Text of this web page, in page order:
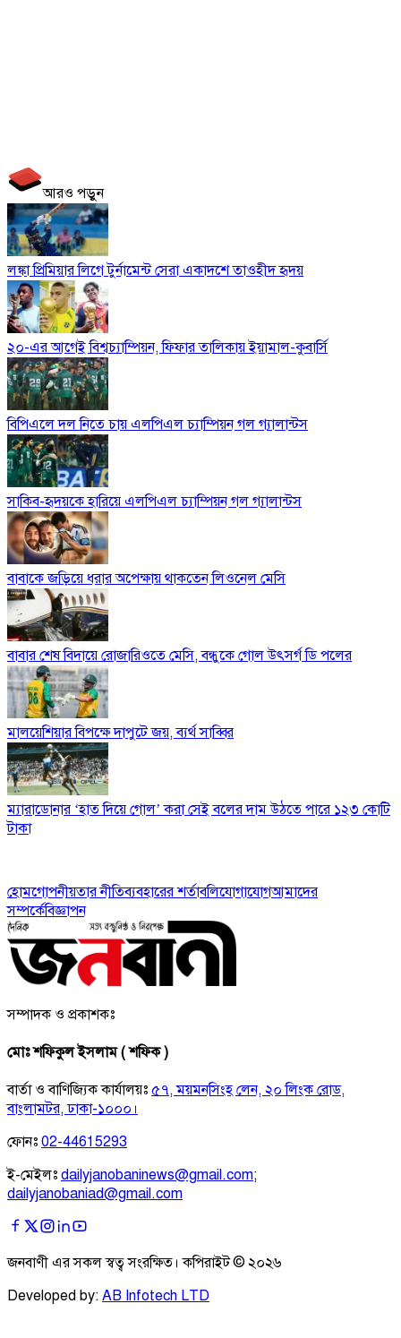
আরও পড়ুন
লঙ্কা প্রিমিয়ার লিগে টুর্নামেন্ট সেরা একাদশে তাওহীদ হৃদয়
২০-এর আগেই বিশ্বচ্যাম্পিয়ন, ফিফার তালিকায় ইয়ামাল-কুবার্সি
বিপিএলে দল নিতে চায় এলপিএল চ্যাম্পিয়ন গল গ্যালান্টস
সাকিব-হৃদয়কে হারিয়ে এলপিএল চ্যাম্পিয়ন গল গ্যালান্টস
বাবাকে জড়িয়ে ধরার অপেক্ষায় থাকতেন লিওনেল মেসি
বাবার শেষ বিদায়ে রোজারিওতে মেসি, বন্ধুকে গোল উৎসর্গ ডি পলের
মালয়েশিয়ার বিপক্ষে দাপুটে জয়, ব্যর্থ সাব্বির
ম্যারাডোনার ‘হাত দিয়ে গোল’ করা সেই বলের দাম উঠতে পারে ১২৩ কোটি
টাকা
হোমগোপনীয়তার নীতিব্যবহারের শর্তাবলিযোগাযোগআমাদের
সম্পর্কেবিজ্ঞাপন
সম্পাদক ও প্রকাশকঃ
মোঃ শফিকুল ইসলাম ( শফিক )
বার্তা ও বাণিজ্যিক কার্যালয়ঃ ৫৭, ময়মনসিংহ লেন, ২০ লিংক রোড,
বাংলামটর, ঢাকা-১০০০।
ফোনঃ 02-44615293
ই-মেইলঃ dailyjanobaninews@gmail.com;
dailyjanobaniad@gmail.com
জনবাণী এর সকল স্বত্ব সংরক্ষিত। কপিরাইট © ২০২৬
Developed by: AB Infotech LTD